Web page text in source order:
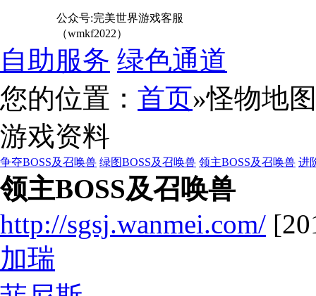
公众号:完美世界游戏客服
（wmkf2022）
自助服务 绿色通道
您的位置： 首页»怪物地图
游戏资料
争夺BOSS及召唤兽 绿图BOSS及召唤兽 领主BOSS及召唤兽 进
领主BOSS及召唤兽
http://sgsj.wanmei.com/
加瑞